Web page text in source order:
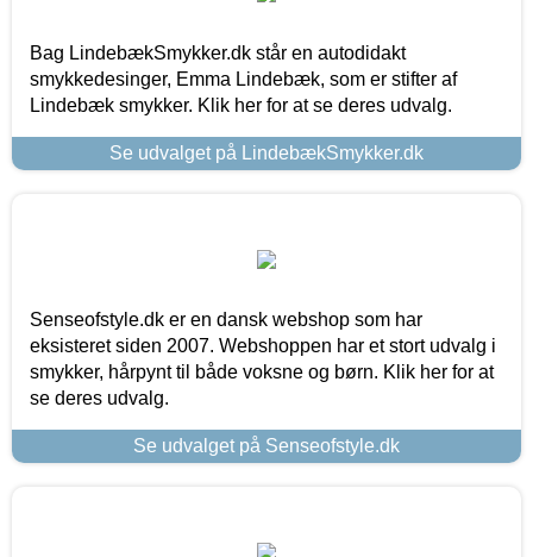
Bag LindebækSmykker.dk står en autodidakt
smykkedesinger, Emma Lindebæk, som er stifter af
Lindebæk smykker. Klik her for at se deres udvalg.
Se udvalget på LindebækSmykker.dk
Senseofstyle.dk er en dansk webshop som har
eksisteret siden 2007. Webshoppen har et stort udvalg i
smykker, hårpynt til både voksne og børn. Klik her for at
se deres udvalg.
Se udvalget på Senseofstyle.dk